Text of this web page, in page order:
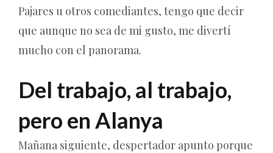
Pajares u otros comediantes, tengo que decir
que aunque no sea de mi gusto, me divertí
mucho con el panorama.
Del trabajo, al trabajo,
pero en Alanya
Mañana siguiente, despertador apunto porque